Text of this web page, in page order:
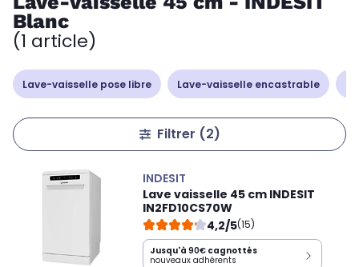
Blanc
(1 article)
Lave-vaisselle pose libre Lave-vaisselle encastrable
Filtrer (2)
INDESIT
Lave vaisselle 45 cm INDESIT
IN2FD10CS70W
4,2/5(15)
Jusqu'à 90€ cagnottés
nouveaux adhérents